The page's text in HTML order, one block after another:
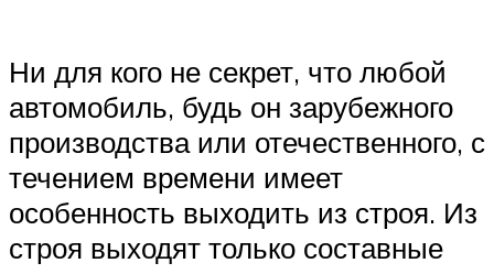
Ни для кого не секрет, что любой
автомобиль, будь он зарубежного
производства или отечественного, с
течением времени имеет
особенность выходить из строя. Из
строя выходят только составные